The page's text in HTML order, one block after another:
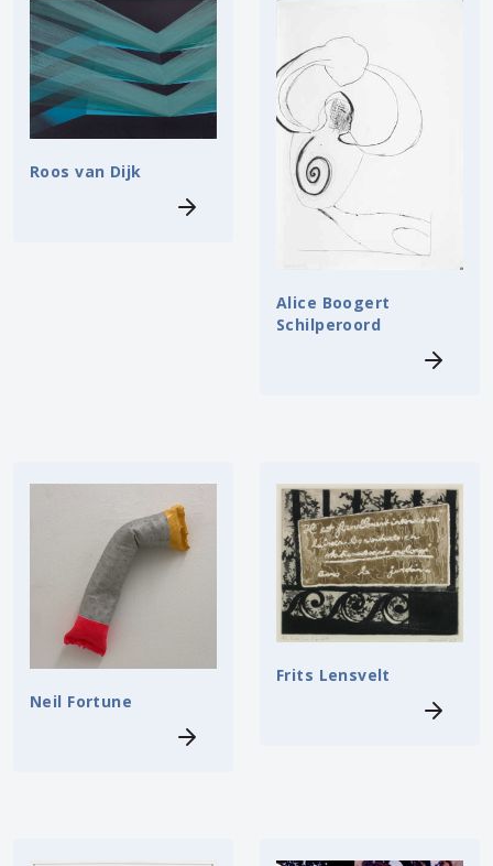
Roos van Dijk
Alice Boogert
Schilperoord
Neil Fortune
Frits Lensvelt